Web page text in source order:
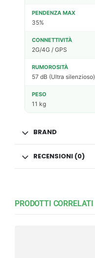
PENDENZA MAX
35%
CONNETTIVITÀ
2G/4G / GPS
RUMOROSITÀ
57 dB (Ultra silenzioso)
PESO
11 kg
BRAND
RECENSIONI (0)
PRODOTTI CORRELATI